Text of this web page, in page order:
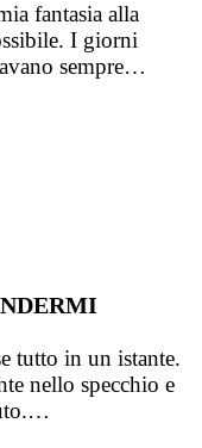
fantasia alla
I giorni
sempre…
tutto in un istante.
nello specchio e